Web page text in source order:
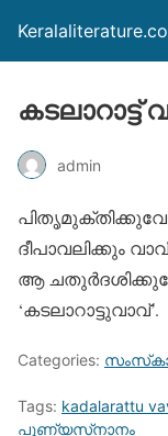
കടലാറാട്ട്
admin
ദീപാവലിക്കും
ആ
‘കടലാറാട്ടുവാവ്’.
Categories:
Tags: kadalarattu
പുണ്യസ്‌നാനം